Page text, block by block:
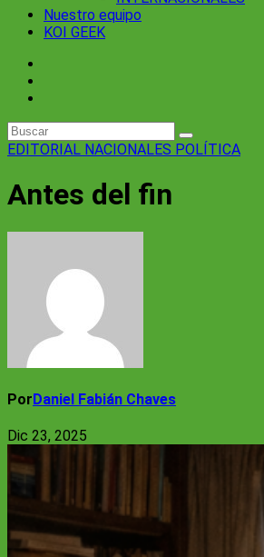
Nuestro equipo
KOI GEEK
EDITORIAL NACIONALES POLÍTICA
Antes del fin
PorDaniel Fabián Chaves
Dic 23, 2025